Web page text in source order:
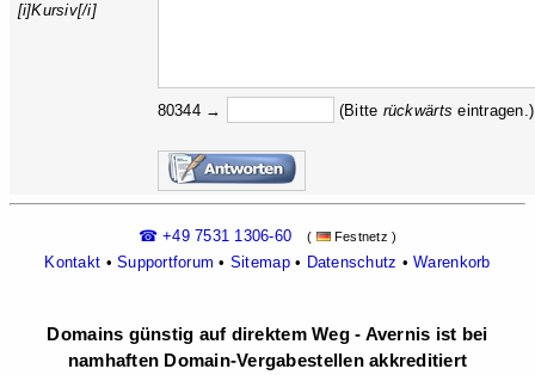
[i]Kursiv[/i]
80344 → (Bitte rückwärts eintragen.)
☎ +49 7531 1306-60 ( Festnetz )
Kontakt •Supportforum • Sitemap• Datenschutz •Warenkorb
Domains günstig auf direktem Weg - Avernis ist bei
namhaften Domain-Vergabestellen akkreditiert